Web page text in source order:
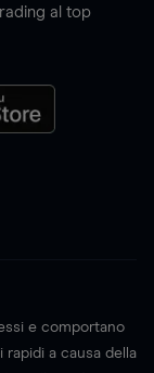
al top
e comportano
a causa della